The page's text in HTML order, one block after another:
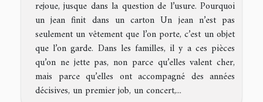
rejoue, jusque dans la question de l’usure. Pourquoi
un jean finit dans un carton Un jean n’est pas
seulement un vêtement que l’on porte, c’est un objet
que l’on garde. Dans les familles, il y a ces pièces
qu’on ne jette pas, non parce qu’elles valent cher,
mais parce qu’elles ont accompagné des années
décisives, un premier job, un concert,...